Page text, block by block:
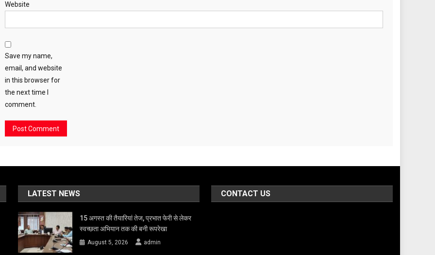
Website
Save my name,
email, and website
in this browser for
the next time I
comment.
LATEST NEWS
15 अगस्त की तैयारियां तेज, प्रभात फेरी से लेकर
स्वच्छता अभियान तक की बनी रूपरेखा
August 5, 2026 admin
CONTACT US